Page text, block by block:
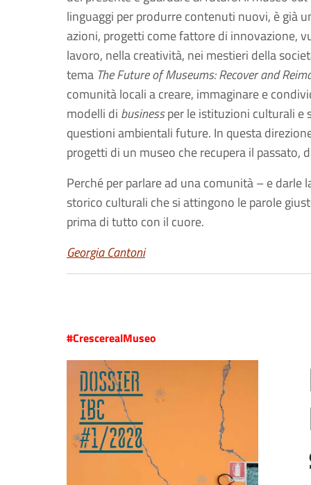
linguaggi per produrre contenuti nuovi, è già
azioni, progetti come fattore di innovazione,
lavoro, nella creatività, nei mestieri della
tema The Future of Museums: Recover and
comunità locali a creare, immaginare e
modelli di businessper le istituzioni culturali e
questioni ambientali future. In questa
progetti di un museo che recupera il passato,
Perché per parlare ad una comunità – e darle
storico culturali che si attingono le parole
prima di tutto con il cuore.
Georgia Cantoni
#CrescerealMuseo